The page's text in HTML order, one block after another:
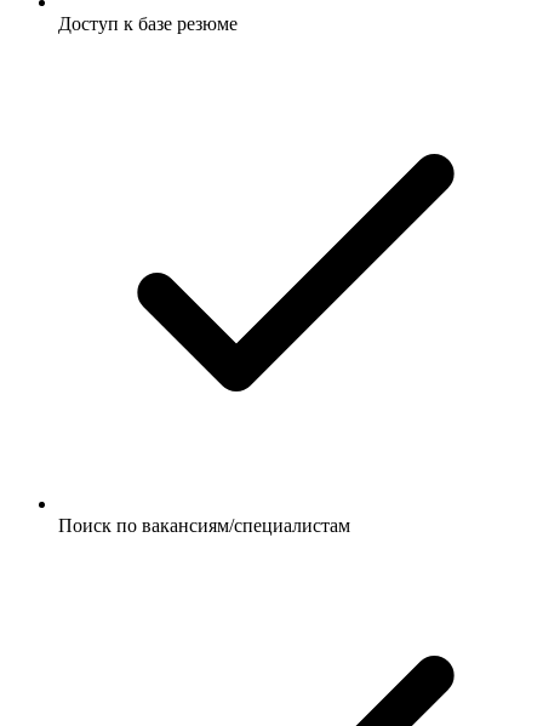
Доступ к базе резюме
Поиск по вакансиям/специалистам